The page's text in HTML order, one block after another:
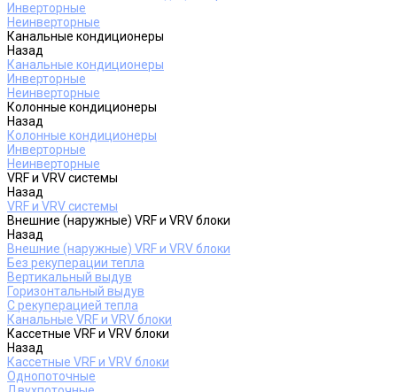
Инверторные
Неинверторные
Канальные кондиционеры
Назад
Канальные кондиционеры
Инверторные
Неинверторные
Колонные кондиционеры
Назад
Колонные кондиционеры
Инверторные
Неинверторные
VRF и VRV системы
Назад
VRF и VRV системы
Внешние (наружные) VRF и VRV блоки
Назад
Внешние (наружные) VRF и VRV блоки
Без рекуперации тепла
Вертикальный выдув
Горизонтальный выдув
С рекуперацией тепла
Канальные VRF и VRV блоки
Кассетные VRF и VRV блоки
Назад
Кассетные VRF и VRV блоки
Однопоточные